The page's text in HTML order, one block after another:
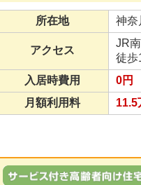
所在地 神奈
アクセス
JR
徒歩
入居時費用
0円
月額利用料
11.5